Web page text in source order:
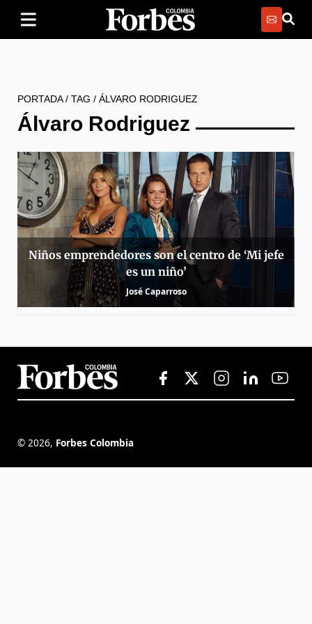
PORTADA/ TAG / ÁLVARO RODRIGUEZ
Álvaro Rodriguez
Niños emprendedores son el centro de ‘Mi jefe
es un niño’
José Caparroso
© 2026, Forbes Colombia